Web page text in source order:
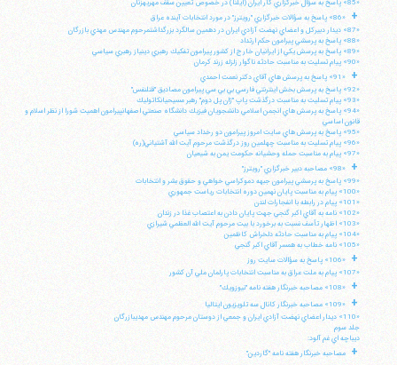
«85» پاسخ به سؤال خبرگزاري كار ايران (ايلنا) در خصوص تعيين سقف مهريهزنان
+
«86» پاسخ به سؤالات خبرگزاري "رويترز" در مورد انتخابات آينده عراق
«87» ديدار دبيركل و اعضاي نهضت آزادي ايران در دهمين سالگرد بزرگداشتمرحوم مهندس مهدي بازرگان
«88» پاسخ به پرسشي پيرامون حكم ارتداد
«89» پاسخ به پرسش يكي از ايرانيان خارج از كشور پيرامون تفكيك رهبري دينياز رهبري سياسي
«90» پيام تسليت به مناسبت حادثه ناگوار زلزله زرند كرمان
+
«91» پاسخ به پرسش هاي آقاي دكتر نعمت احمدي
«92» پاسخ به پرسش بخش اينترنتي فارسي بي بي سي پيرامون مصاديق "قتلنفس"
«93» پيام تسليت به مناسبت درگذشت پاپ "ژان پل دوم" رهبر مسيحيانكاتوليك
«94» پاسخ به پرسش هاي انجمن اسلامي دانشجويان فيزيك دانشگاه صنعتي اصفهانپيرامون اهميت شورا از نظر اسلام و
قانون اساسي
«95» پاسخ به پرسش هاي سايت امروز پيرامون دو رخداد سياسي
«96» پيام تسليت به مناسبت چهلمين روز درگذشت مرحوم آيت الله آشتياني(ره)
«97» پيام به مناسبت حمله وحشيانه حكومت يمن به شيعيان
+
«98» مصاحبه دبير خبرگزاري "رويترز"
«99» پاسخ به پرسشي پيرامون جبهه دموكراسي خواهي و حقوق بشر و انتخابات
«100» پيام به مناسبت پايان نهمين دوره انتخابات رياست جمهوري
«101» پيام در رابطه با انفجارات لندن
«102» نامه به آقاي اكبر گنجي جهت پايان دادن به اعتصاب غذا در زندان
«103» اظهار تأسف نسبت به برخورد با بيت مرحوم آيت الله العظمي شيرازي
«104» پيام به مناسبت حادثه دلخراش كاظمين
«105» نامه خطاب به همسر آقاي اكبر گنجي
+
«106» پاسخ به سؤالات سايت روز
«107» پيام به ملت عراق به مناسبت انتخابات پارلمان ملي آن كشور
+ «108» مصاحبه خبرنگار هفته نامه "نيوزويك"
+
«109» مصاحبه خبرنگار كانال سه تلويزيون ايتاليا
«110» ديدار اعضاي نهضت آزادي ايران و جمعي از دوستان مرحوم مهندس مهديبازرگان
جلد سوم
ديباچه اي غم آلود:
+ مصاحبه خبرنگار هفته نامه "گاردين"